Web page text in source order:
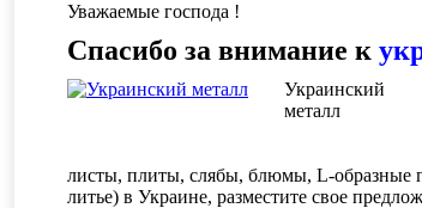
Уважаемые господа !
Спасибо за внимание к
Украинский
металл
листы, плиты, слябы, блюмы, L-образные
литье) в Украине, разместите свое